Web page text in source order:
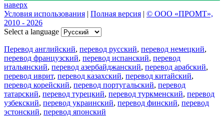
наверх
Условия использования | Полная версия | © ООО «ПРОМТ»,
2010 - 2026
Select a language
Перевод английский, перевод русский, перевод немецкий,
перевод французский, перевод испанский, перевод
итальянский, перевод азербайджанский, перевод арабский,
перевод иврит, перевод казахский, перевод китайский,
перевод корейский, перевод португальский, перевод
татарский, перевод турецкий, перевод туркменский, перевод
узбекский, перевод украинский, перевод финский, перевод
эстонский, перевод японский